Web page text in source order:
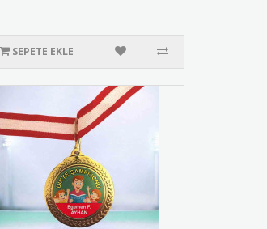
SEPETE EKLE